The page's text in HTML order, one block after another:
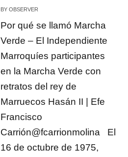
BYOBSERVER
Por qué se llamó Marcha
Verde – El Independiente
Marroquíes participantes
en la Marcha Verde con
retratos del rey de
Marruecos Hasán II | Efe
Francisco
Carrión@fcarrionmolina El
16 de octubre de 1975,